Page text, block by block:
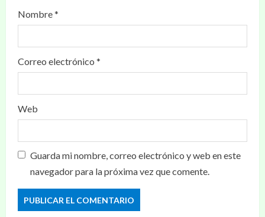
Nombre*
Correo electrónico *
Web
Guarda mi nombre, correo electrónico y web en este
navegador para la próxima vez que comente.